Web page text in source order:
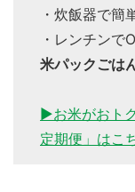
・炊飯器で簡
・レンチンで
米パックごは
▶お米がおト
定期便」はこ